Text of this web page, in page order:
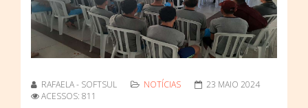
RAFAELA - SOFTSUL NOTÍCIAS
23 MAIO 2024
ACESSOS: 811